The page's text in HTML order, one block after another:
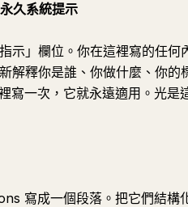
久系統提示
示」欄位。你在這裡寫的任
解釋你是誰、你做什麼、你
一次，它就永遠適用。光是
寫成一個段落。把它們結構